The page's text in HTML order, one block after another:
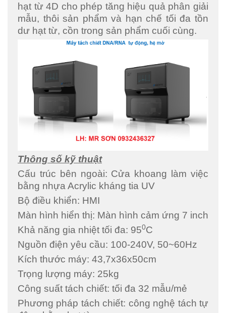
hạt từ 4D cho phép tăng hiệu quả phân giải
mẫu, thôi sản phẩm và hạn chế tối đa tồn
dư hạt từ, cồn trong sản phẩm cuối cùng.
Thông số kỹ thuật
Cấu trúc bên ngoài: Cửa khoang làm việc
bằng nhựa Acrylic kháng tia UV
Bộ điều khiển: HMI
Màn hình hiển thị: Màn hình cảm ứng 7 inch
Khả năng gia nhiệt tối đa: 950C
Nguồn điện yêu cầu: 100-240V, 50~60Hz
Kích thước máy: 43,7x36x50cm
Trọng lượng máy: 25kg
Công suất tách chiết: tối đa 32 mẫu/mẻ
Phương pháp tách chiết: công nghệ tách tự